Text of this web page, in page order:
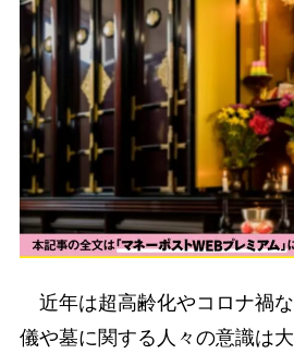
近年は超高齢化やコロナ禍
儀や墓に関する人々の意識は